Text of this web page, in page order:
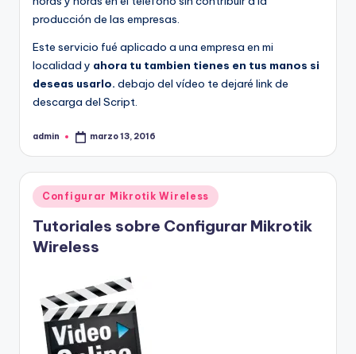
producción de las empresas.
Este servicio fué aplicado a una empresa en mi
localidad y ahora tu tambien tienes en tus manos si
deseas usarlo. debajo del vídeo te dejaré link de
descarga del Script.
Publicado
admin marzo 13, 2016
Publicado
en
Configurar Mikrotik Wireless
Tutoriales sobre Configurar Mikrotik
Wireless